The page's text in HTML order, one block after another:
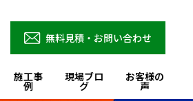
無料見積・お問い合わせ
施工事
例
現場ブロ
グ
お客様の
声